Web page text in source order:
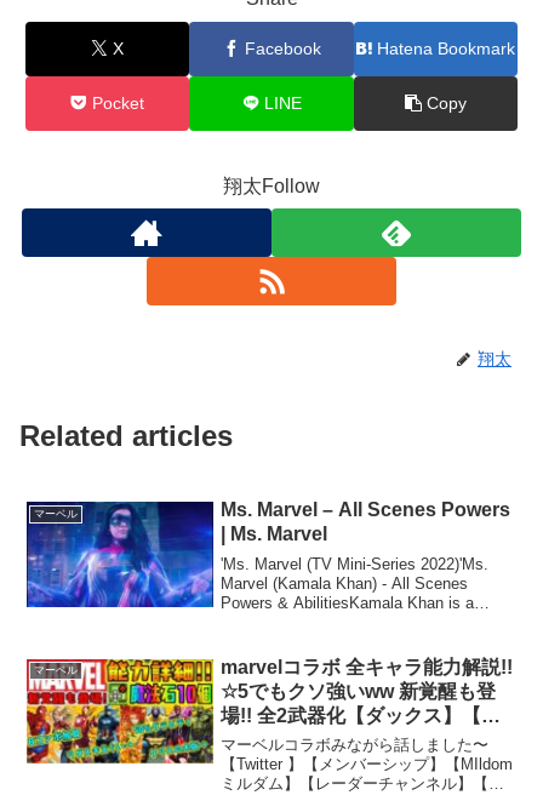
X Facebook Hatena Bookmark
Pocket LINE Copy
翔太Follow
翔太
Related articles
マーベル
Ms. Marvel – All Scenes Powers
| Ms. Marvel
'Ms. Marvel (TV Mini-Series 2022)'Ms.
Marvel (Kamala Khan) - All Scenes
Powers & AbilitiesKamala Khan is a
マーベル
marvelコラボ 全キャラ能力解説!!
☆5でもクソ強いww 新覚醒も登
場!! 全2武器化【ダックス】【パ
ズドラ実況】
マーベルコラボみながら話しました〜
【Twitter 】【メンバーシップ】【MIldom
ミルダム】【レーダーチャンネル】【サ